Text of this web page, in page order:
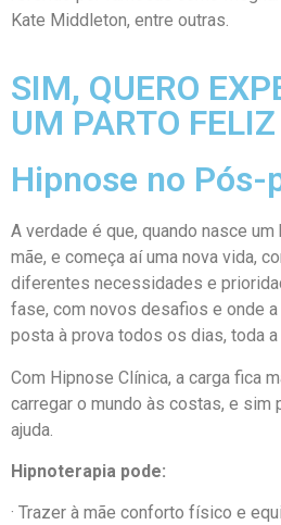
Kate Middleton, entre outras.
SIM, QUERO
UM PARTO FELIZ
Hipnose no Pós-
A verdade é que, quando nasce
mãe, e começa aí uma nova vida,
diferentes necessidades e
fase, com novos desafios e onde
posta à prova todos os dias, toda a
Com Hipnose Clínica, a carga fica
carregar o mundo às costas, e
ajuda.
Hipnoterapia pode:
· Trazer à mãe conforto físico e